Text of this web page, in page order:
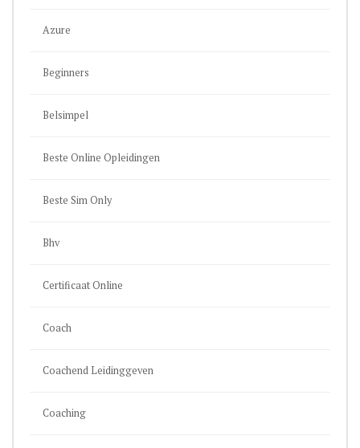
Azure
Beginners
Belsimpel
Beste Online Opleidingen
Beste Sim Only
Bhv
Certificaat Online
Coach
Coachend Leidinggeven
Coaching